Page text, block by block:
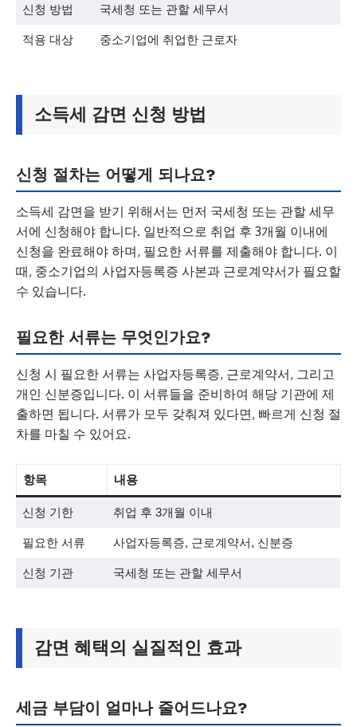
신청 방법 국세청 또는 관할 세무서
적용 대상 중소기업에 취업한 근로자
소득세 감면 신청 방법
신청 절차는 어떻게 되나요?
소득세 감면을 받기 위해서는 먼저 국세청 또는 관할 세무
서에 신청해야 합니다. 일반적으로 취업 후 3개월 이내에
신청을 완료해야 하며, 필요한 서류를 제출해야 합니다. 이
때, 중소기업의 사업자등록증 사본과 근로계약서가 필요할
수 있습니다.
필요한 서류는 무엇인가요?
신청 시 필요한 서류는 사업자등록증, 근로계약서, 그리고
개인 신분증입니다. 이 서류들을 준비하여 해당 기관에 제
출하면 됩니다. 서류가 모두 갖춰져 있다면, 빠르게 신청 절
차를 마칠 수 있어요.
항목 내용
신청 기한 취업 후 3개월 이내
필요한 서류 사업자등록증, 근로계약서, 신분증
신청 기관 국세청 또는 관할 세무서
감면 혜택의 실질적인 효과
세금 부담이 얼마나 줄어드나요?